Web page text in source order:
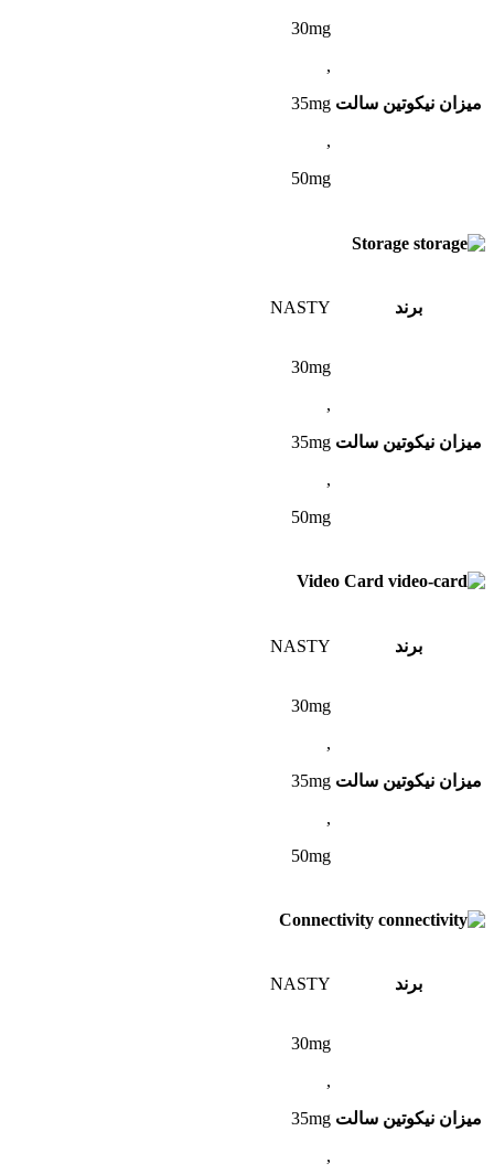
میزان نیکوتین سالت
30mg
,
35mg
,
50mg
Storage
برند NASTY
میزان نیکوتین سالت
30mg
,
35mg
,
50mg
Video Card
برند NASTY
میزان نیکوتین سالت
30mg
,
35mg
,
50mg
Connectivity
برند NASTY
میزان نیکوتین سالت
30mg
,
35mg
,